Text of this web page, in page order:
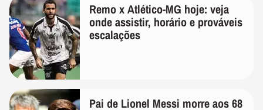
Remo x Atlético-MG hoje: veja
onde assistir, horário e prováveis
escalações
Pai de Lionel Messi morre aos 68